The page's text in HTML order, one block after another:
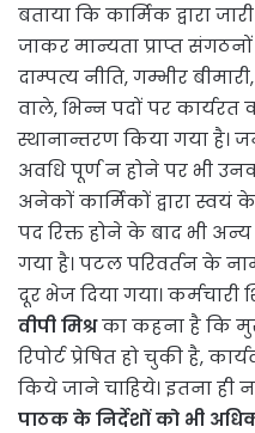
बताया कि कार्मिक द्वारा
जाकर मान्यता प्राप्त
दाम्पत्य नीति, गम्भीर
वाले, भिन्न पदों पर कार्यरत
स्थानान्तरण किया गया
अवधि पूर्ण न होने पर भी
अनेकों कार्मिकों द्वारा
पद रिक्त होने के बाद भी
गया है। पटल परिवर्तन के
दूर भेज दिया गया। कर्मचारी
वीपी मिश्रका कहना है कि
रिपोर्ट प्रेषित हो चुकी है,
किये जाने चाहिये। इतना ही
पाठक के निर्देशों को भी